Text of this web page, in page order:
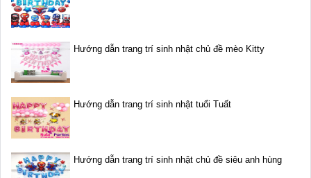
Hướng dẫn trang trí sinh nhật chủ đề mèo Kitty
Hướng dẫn trang trí sinh nhật tuổi Tuất
Hướng dẫn trang trí sinh nhật chủ đề siêu anh hùng